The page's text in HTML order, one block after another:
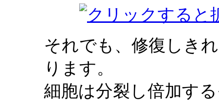
それでも、修復しき
ります。
細胞は分裂し倍加す